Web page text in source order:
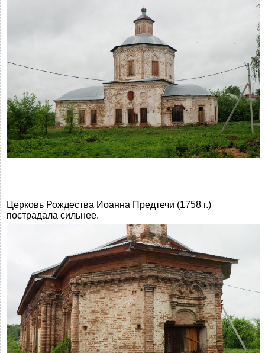
Церковь Рождества Иоанна Предтечи (1758 г.)
пострадала сильнее.